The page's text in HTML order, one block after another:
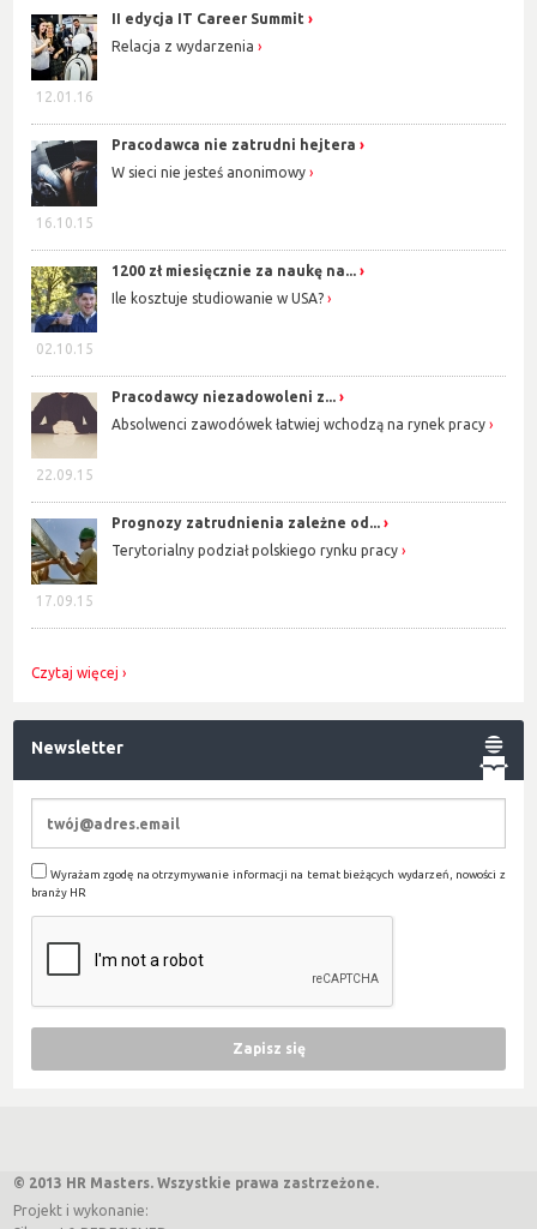
12.01.16
II edycja IT Career Summit
Relacja z wydarzenia
16.10.15
Pracodawca nie zatrudni hejtera
W sieci nie jesteś anonimowy
02.10.15
1200 zł miesięcznie za naukę na...
Ile kosztuje studiowanie w USA?
22.09.15
Pracodawcy niezadowoleni z...
Absolwenci zawodówek łatwiej wchodzą na rynek pracy
17.09.15
Prognozy zatrudnienia zależne od...
Terytorialny podział polskiego rynku pracy
Czytaj więcej
Newsletter
Wyrażam zgodę na otrzymywanie informacji na temat bieżących wydarzeń, nowości z
branży HR
© 2013 HR Masters. Wszystkie prawa zastrzeżone.
Projekt i wykonanie: